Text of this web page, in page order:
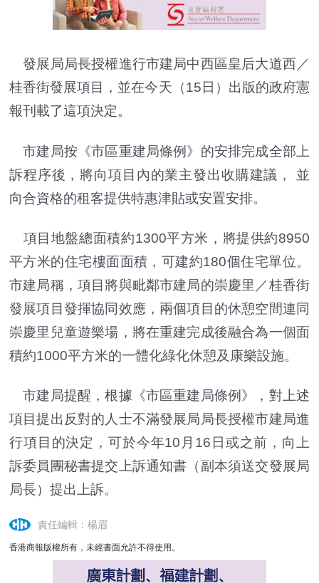
發展局局長授權進行市建局中西區皇后大道西／
桂香街發展項目，並在今天（15日）出版的政府憲
報刊載了這項決定。
市建局按《市區重建局條例》的安排完成全部上
訴程序後，將向項目內的業主發出收購建議， 並
向合資格的租客提供特惠津貼或安置安排。
項目地盤總面積約1300平方米，將提供約8950
平方米的住宅樓面面積，可建約180個住宅單位。
市建局稱，項目將與毗鄰市建局的崇慶里／桂香街
發展項目發揮協同效應，兩個項目的休憩空間連同
崇慶里兒童遊樂場，將在重建完成後融合為一個面
積約1000平方米的一體化綠化休憩及康樂設施。
市建局提醒，根據《市區重建局條例》，對上述
項目提出反對的人士不滿發展局局長授權市建局進
行項目的決定，可於今年10月16日或之前，向上
訴委員團秘書提交上訴通知書（副本須送交發展局
局長）提出上訴。
責任編輯：楊眉
香港商報版權所有，未經書面允許不得使用。